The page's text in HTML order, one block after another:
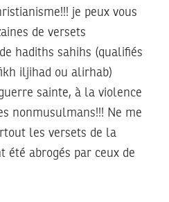
je peux vous
de versets
hadiths sahihs (qualifiés
iljihad ou alirhab)
sainte, à la violence
nonmusulmans!!! Ne me
les versets de la
été abrogés par ceux de